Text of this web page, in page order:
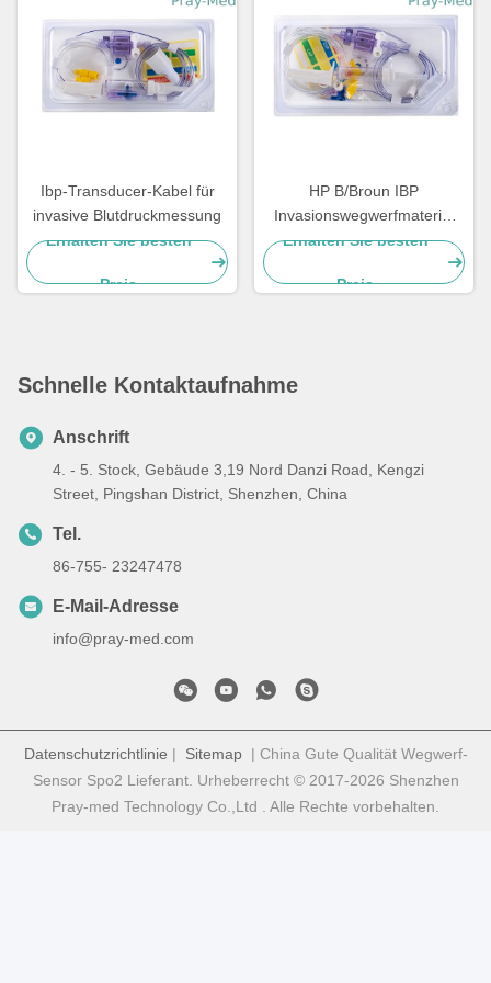
Ibp-Transducer-Kabel für
invasive Blutdruckmessung
Erhalten Sie besten
Preis
HP B/Broun IBP
Invasionswegwerfmaterial
des blut-Druckmessgerät-
Erhalten Sie besten
Preis
Schnelle Kontaktaufnahme
Anschrift
4. - 5. Stock, Gebäude 3,19 Nord Danzi Road, Kengzi
Street, Pingshan District, Shenzhen, China
Tel.
86-755- 23247478
E-Mail-Adresse
info@pray-med.com
Datenschutzrichtlinie | Sitemap| China Gute Qualität Wegwerf-
Sensor Spo2 Lieferant. Urheberrecht © 2017-2026 Shenzhen
Pray-med Technology Co.,Ltd . Alle Rechte vorbehalten.